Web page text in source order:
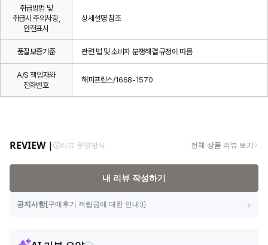
취급방법 및
취급시 주의사항,
안전표시
상세설명 참조
품질보증기준 관련 법 및 소비자 분쟁해결 규정에 따름
A/S 책임자와
전화번호
해피프린스/1668-1570